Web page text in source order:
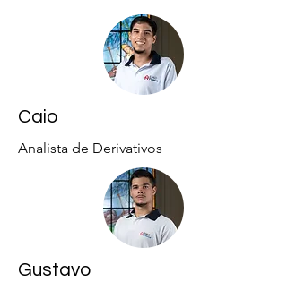
Caio
Analista de Derivativos
Gustavo